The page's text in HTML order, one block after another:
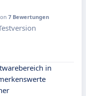
7 Bewertungen
in